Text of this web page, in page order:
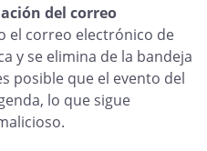
del correo
el correo electrónico de
y se elimina de la bandeja
posible que el evento del
lo que sigue